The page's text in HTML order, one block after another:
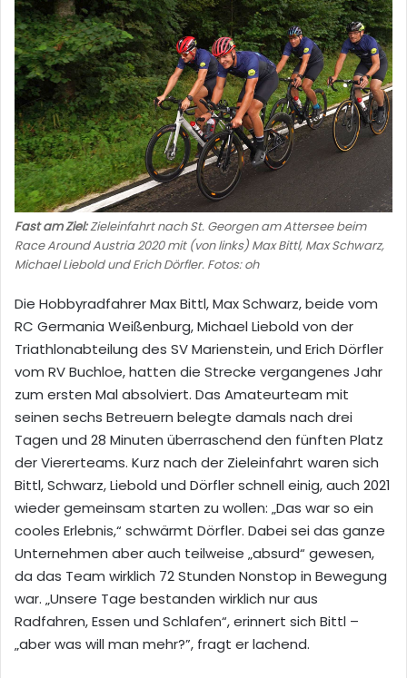
Fast am Ziel:Zieleinfahrt nach St. Georgen am Attersee beim
Race Around Austria 2020 mit (von links) Max Bittl, Max Schwarz,
Michael Liebold und Erich Dörfler. Fotos: oh
Die Hobbyradfahrer Max Bittl, Max Schwarz, beide vom
RC Germania Weißenburg, Michael Liebold von der
Triathlonabteilung des SV Marienstein, und Erich Dörfler
vom RV Buchloe, hatten die Strecke vergangenes Jahr
zum ersten Mal absolviert. Das Amateurteam mit
seinen sechs Betreuern belegte damals nach drei
Tagen und 28 Minuten überraschend den fünften Platz
der Viererteams. Kurz nach der Zieleinfahrt waren sich
Bittl, Schwarz, Liebold und Dörfler schnell einig, auch 2021
wieder gemeinsam starten zu wollen: „Das war so ein
cooles Erlebnis,“ schwärmt Dörfler. Dabei sei das ganze
Unternehmen aber auch teilweise „absurd“ gewesen,
da das Team wirklich 72 Stunden Nonstop in Bewegung
war. „Unsere Tage bestanden wirklich nur aus
Radfahren, Essen und Schlafen“, erinnert sich Bittl –
„aber was will man mehr?”, fragt er lachend.